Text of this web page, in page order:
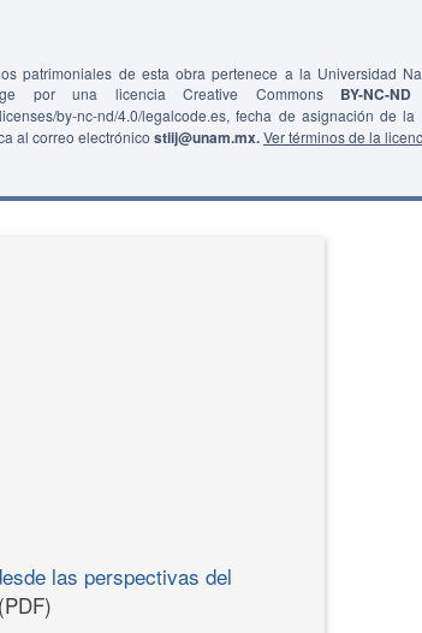
patrimoniales de esta obra pertenece a la Universidad
por una licencia Creative Commons BY-NC-
by-nc-nd/4.0/legalcode.es, fecha de asignación de la
al correo electrónico stiij@unam.mx.Ver términos de la
las perspectivas del
(PDF)